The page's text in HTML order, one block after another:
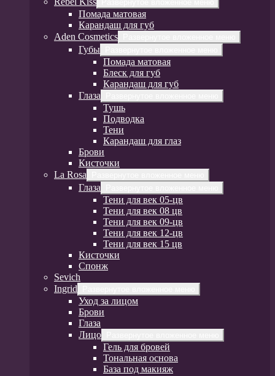
Помада матовая
Карандаш для губ
Aden Cosmetics
Губы
Помада матовая
Блеск для губ
Карандаш для губ
Глаза
Тушь
Подводка
Тени
Карандаш для глаз
Брови
Кисточки
La Rosa
Глаза
Тени для век 05-цв
Тени для век 08 цв
Тени для век 09-цв
Тени для век 12-цв
Тени для век 15 цв
Кисточки
Спонж
Sevich
Ingrid
Уход за лицом
Брови
Глаза
Лицо
Гель для бровей
Тональная основа
База под макияж